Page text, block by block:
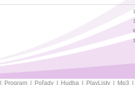
| Program | Pořady | Hudba | PlayListy | Mp3 |